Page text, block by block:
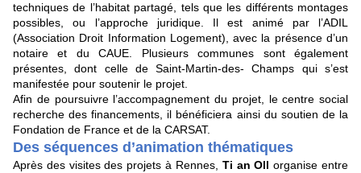
techniques de l’habitat partagé, tels que les différents montages
possibles, ou l’approche juridique. Il est animé par l’ADIL
(Association Droit Information Logement), avec la présence d’un
notaire et du CAUE. Plusieurs communes sont également
présentes, dont celle de Saint-Martin-des- Champs qui s’est
manifestée pour soutenir le projet.
Afin de poursuivre l’accompagnement du projet, le centre social
recherche des financements, il bénéficiera ainsi du soutien de la
Fondation de France et de la CARSAT.
Des séquences d’animation thématiques
Après des visites des projets à Rennes, Ti an Oll organise entre